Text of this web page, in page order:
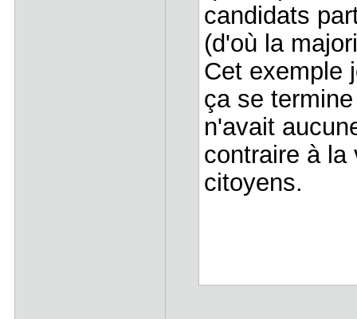
candidats
(d'où la
Cet exemple
ça se
n'avait
contraire à la
citoyens.